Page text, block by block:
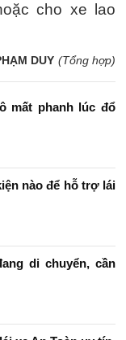
cho xe lao
DUY (Tổng hợp)
mất phanh lúc đổ
nào để hỗ trợ lái
di chuyển, cần